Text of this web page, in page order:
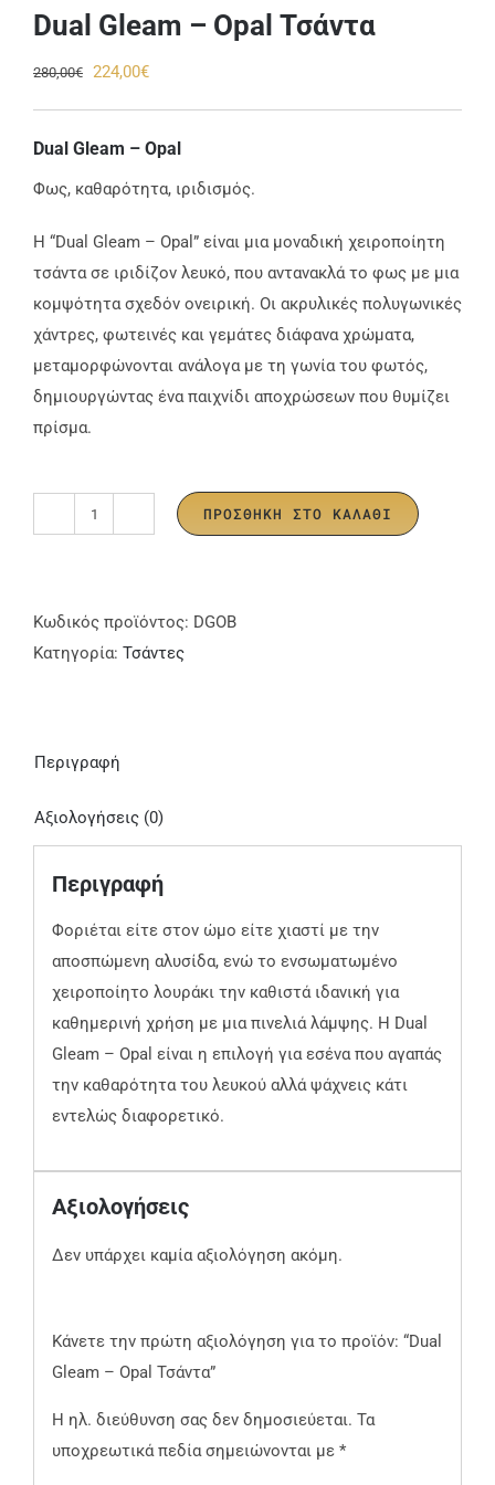
Dual Gleam – Opal Τσάντα
280,00€ Original
224,00€Η
είναι:
224,00€.
Dual Gleam – Opal
Φως, καθαρότητα, ιριδισμός.
Η “Dual Gleam – Opal” είναι μια μοναδική χειροποίητη
τσάντα σε ιριδίζον λευκό, που αντανακλά το φως με μια
κομψότητα σχεδόν ονειρική. Οι ακρυλικές πολυγωνικές
χάντρες, φωτεινές και γεμάτες διάφανα χρώματα,
μεταμορφώνονται ανάλογα με τη γωνία του φωτός,
δημιουργώντας ένα παιχνίδι αποχρώσεων που θυμίζει
πρίσμα.
Opal
Τσάντα
ΠΡΟΣΘΉΚΗ ΣΤΟ ΚΑΛΆΘΙ
Κωδικός προϊόντος: DGOB
Κατηγορία: Τσάντες
Περιγραφή
Αξιολογήσεις (0)
Περιγραφή
Φοριέται είτε στον ώμο είτε χιαστί με την
αποσπώμενη αλυσίδα, ενώ το ενσωματωμένο
χειροποίητο λουράκι την καθιστά ιδανική για
καθημερινή χρήση με μια πινελιά λάμψης. Η Dual
Gleam – Opal είναι η επιλογή για εσένα που αγαπάς
την καθαρότητα του λευκού αλλά ψάχνεις κάτι
εντελώς διαφορετικό.
Αξιολογήσεις
Δεν υπάρχει καμία αξιολόγηση ακόμη.
Κάνετε την πρώτη αξιολόγηση για το προϊόν: “Dual
Gleam – Opal Τσάντα”
Η ηλ. διεύθυνση σας δεν δημοσιεύεται. Τα
υποχρεωτικά πεδία σημειώνονται με *